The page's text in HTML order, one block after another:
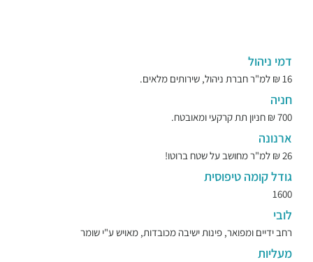
דמי ניהול
16 ₪ למ"ר חברת ניהול, שירותים מלאים.
חניה
700 ₪ חניון תת קרקעי ומאובטח.
ארנונה
26 ₪ למ"ר מחושב על שטח ברוטו!
גודל קומה טיפוסית
1600
לובי
רחב ידיים ומפואר, פינות ישיבה מכובדות, מאויש ע"י שומר
מעליות